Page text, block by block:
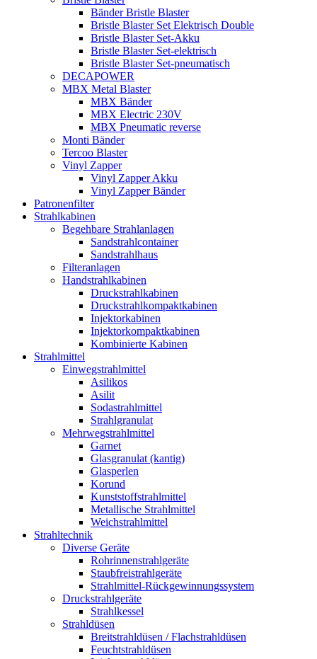
Bänder Bristle Blaster
Bristle Blaster Set Elektrisch Double
Bristle Blaster Set-Akku
Bristle Blaster Set-elektrisch
Bristle Blaster Set-pneumatisch
DECAPOWER
MBX Metal Blaster
MBX Bänder
MBX Electric 230V
MBX Pneumatic reverse
Monti Bänder
Tercoo Blaster
Vinyl Zapper
Vinyl Zapper Akku
Vinyl Zapper Bänder
Patronenfilter
Strahlkabinen
Begehbare Strahlanlagen
Sandstrahlcontainer
Sandstrahlhaus
Filteranlagen
Handstrahlkabinen
Druckstrahlkabinen
Druckstrahlkompaktkabinen
Injektorkabinen
Injektorkompaktkabinen
Kombinierte Kabinen
Strahlmittel
Einwegstrahlmittel
Asilikos
Asilit
Sodastrahlmittel
Strahlgranulat
Mehrwegstrahlmittel
Garnet
Glasgranulat (kantig)
Glasperlen
Korund
Kunststoffstrahlmittel
Metallische Strahlmittel
Weichstrahlmittel
Strahltechnik
Diverse Geräte
Rohrinnenstrahlgeräte
Staubfreistrahlgeräte
Strahlmittel-Rückgewinnungssystem
Druckstrahlgeräte
Strahlkessel
Strahldüsen
Breitstrahldüsen / Flachstrahldüsen
Feuchtstrahldüsen